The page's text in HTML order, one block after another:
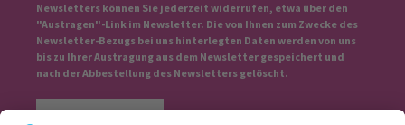
Newsletters können Sie jederzeit widerrufen, etwa über den
"Austragen"-Link im Newsletter. Die von Ihnen zum Zwecke des
Newsletter-Bezugs bei uns hinterlegten Daten werden von uns
bis zu Ihrer Austragung aus dem Newsletter gespeichert und
nach der Abbestellung des Newsletters gelöscht.